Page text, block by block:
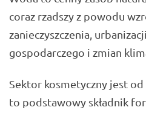
coraz rzadszy z powodu
zanieczyszczenia,
gospodarczego i zmian
Sektor kosmetyczny jest
to podstawowy składnik